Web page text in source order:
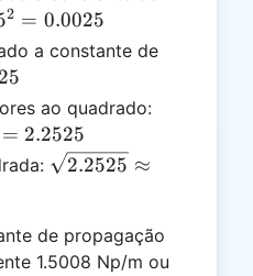
2 = 0.0025
a constante de
ao quadrado:
= 2.2525
\sqrt{2.2525}
2.2525 ≈
de propagação
1.5008 Np/m ou